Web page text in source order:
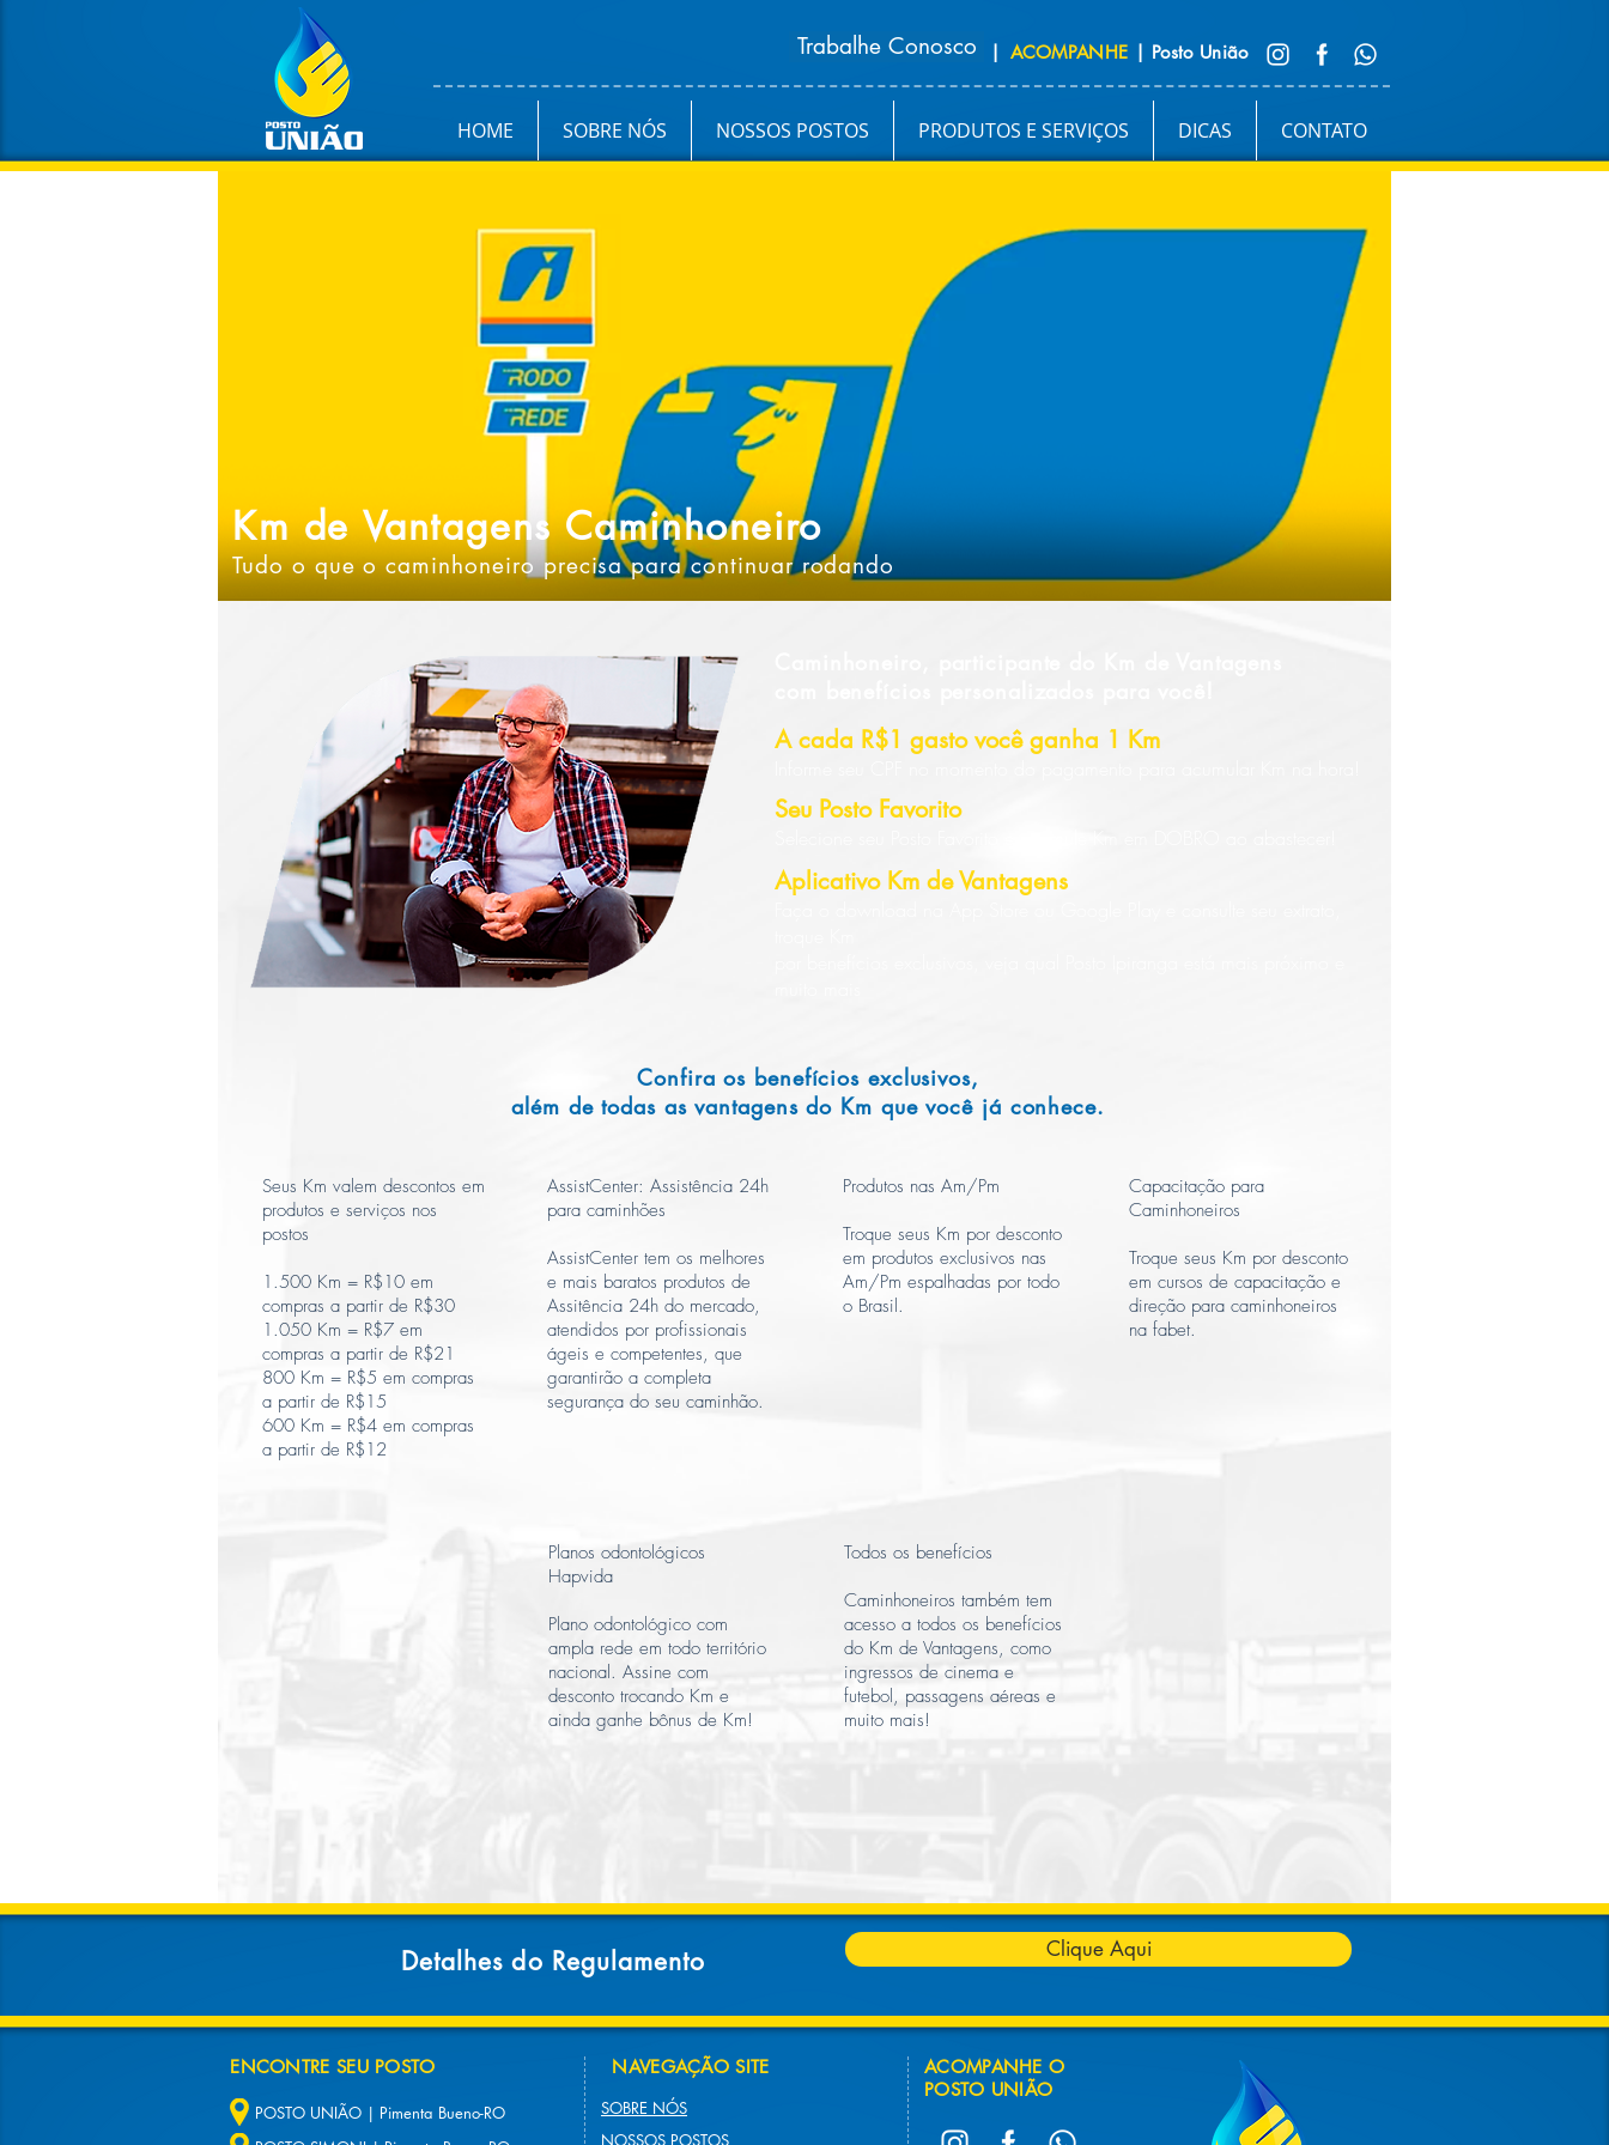
Trabalhe Conosco ACOMPANHE | Posto União
|
HOME SOBRE NÓS NOSSOS POSTOS PRODUTOS E SERVIÇOS DICAS CONTATO
A cada R$1 gasto você ganha 1 Km
Seu Posto Favorito
Aplicativo Km de Vantagens
Confira os benefícios exclusivos,
além de todas as vantagens do Km que você já conhece.
Seus Km valem descontos em
produtos e serviços nos
postos
1.500 Km = R$10 em
compras a partir de R$30
1.050 Km = R$7 em
compras a partir de R$21
800 Km = R$5 em compras
a partir de R$15
600 Km = R$4 em compras
a partir de R$12
AssistCenter: Assistência 24h
para caminhões
AssistCenter tem os melhores
e mais baratos produtos de
Assitência 24h do mercado,
atendidos por profissionais
ágeis e competentes, que
garantirão a completa
segurança do seu caminhão.
Planos odontológicos
Hapvida
Plano odontológico com
ampla rede em todo território
nacional. Assine com
desconto trocando Km e
ainda ganhe bônus de Km!
Produtos nas Am/Pm
Troque seus Km por desconto
em produtos exclusivos nas
Am/Pm espalhadas por todo
o Brasil.
Capacitação para
Caminhoneiros
Troque seus Km por desconto
em cursos de capacitação e
direção para caminhoneiros
na fabet.
Todos os benefícios
Caminhoneiros também tem
acesso a todos os benefícios
do Km de Vantagens, como
ingressos de cinema e
futebol, passagens aéreas e
muito mais!
Km de Vantagens Caminhoneiro
Tudo o que o caminhoneiro precisa para continuar rodando
Detalhes do Regulamento Clique Aqui
ACOMPANHE O
POSTO UNIÃO
NAVEGAÇÃO SITE
ENCONTRE SEU POSTO
POSTO UNIÃO | Pimenta Bueno-RO
NOSSOS POSTOS
SOBRE NÓS